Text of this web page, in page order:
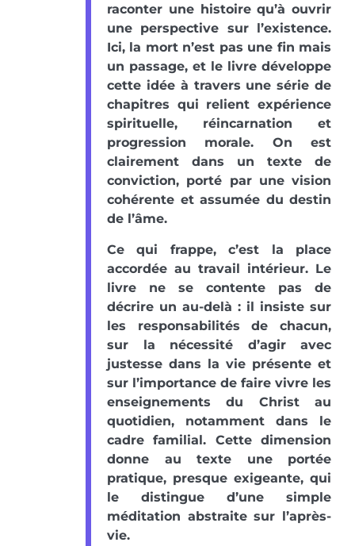
raconter une histoire qu’à ouvrir
une perspective sur l’existence.
Ici, la mort n’est pas une fin mais
un passage, et le livre développe
cette idée à travers une série de
chapitres qui relient expérience
spirituelle, réincarnation et
progression morale. On est
clairement dans un texte de
conviction, porté par une vision
cohérente et assumée du destin
de l’âme.
Ce qui frappe, c’est la place
accordée au travail intérieur. Le
livre ne se contente pas de
décrire un au-delà : il insiste sur
les responsabilités de chacun,
sur la nécessité d’agir avec
justesse dans la vie présente et
sur l’importance de faire vivre les
enseignements du Christ au
quotidien, notamment dans le
cadre familial. Cette dimension
donne au texte une portée
pratique, presque exigeante, qui
le distingue d’une simple
méditation abstraite sur l’après-
vie.